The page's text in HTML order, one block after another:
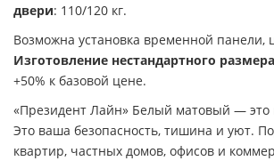
двери: 110/120 кг.
Возможна установка временной панели,
Изготовление нестандартного размера
+50% к базовой цене.
«Президент Лайн» Белый матовый — это
Это ваша безопасность, тишина и уют.
квартир, частных домов, офисов и